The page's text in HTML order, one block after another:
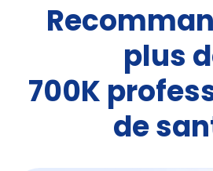
plus
700K
de